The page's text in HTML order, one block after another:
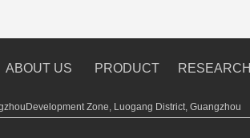
ABOUT US PRODUCT RESEARCH
Zone, Luogang District, Guangzhou